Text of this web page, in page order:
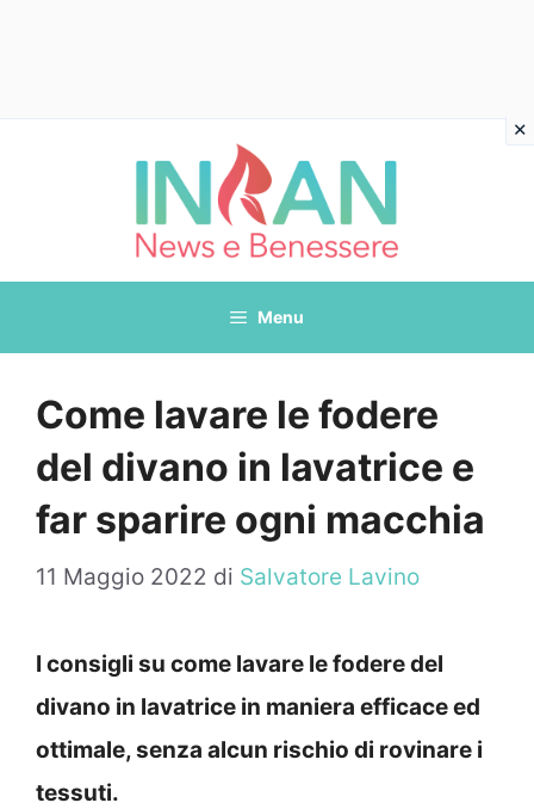
Menu
Come lavare le fodere
del divano in lavatrice e
far sparire ogni macchia
11 Maggio 2022 di Salvatore Lavino
I consigli su come lavare le fodere del
divano in lavatrice in maniera efficace ed
ottimale, senza alcun rischio di rovinare i
tessuti.